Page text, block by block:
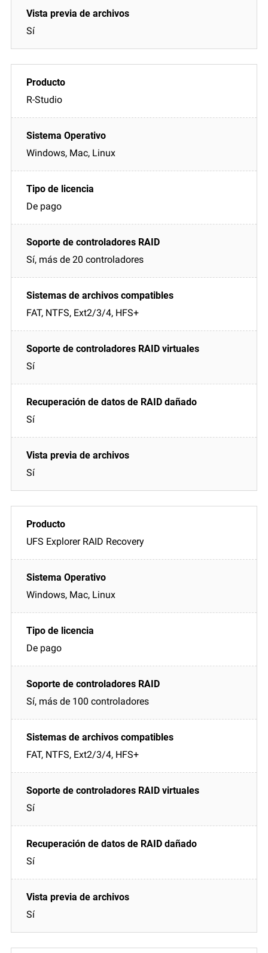
Sí
R-Studio
Windows, Mac, Linux
De pago
Sí, más de 20 controladores
FAT, NTFS, Ext2/3/4, HFS+
Sí
Sí
Sí
UFS Explorer RAID Recovery
Windows, Mac, Linux
De pago
Sí, más de 100 controladores
FAT, NTFS, Ext2/3/4, HFS+
Sí
Sí
Sí